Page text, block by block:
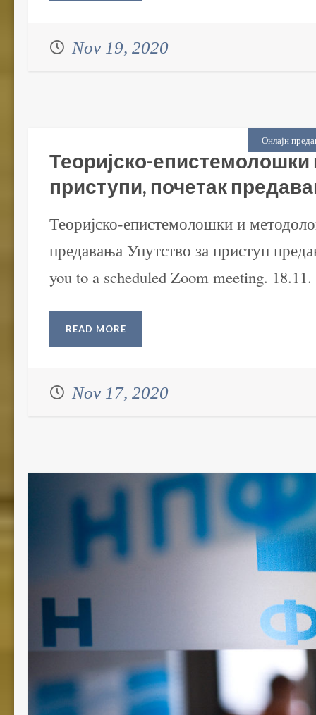
Nov 19, 2020
Онлајн
Теоријско-
приступи, почетак
Теоријско-епистемолошки и
предавања Упутство за приступ
you to a scheduled Zoom meeting.
READ MORE
Nov 17, 2020